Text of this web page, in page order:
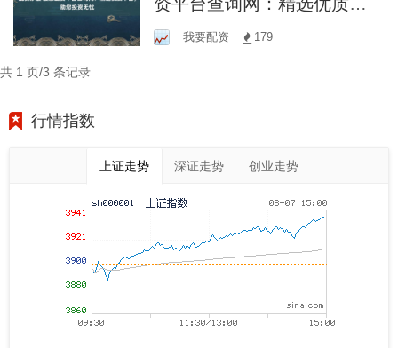
台，助您投资无忧
我要配资 179
共 1 页/3 条记录
行情指数
上证走势 深证走势 创业走势